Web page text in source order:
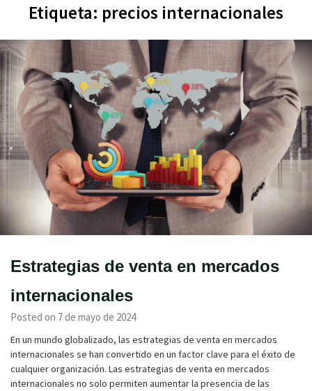
Etiqueta: precios internacionales
Estrategias de venta en mercados
internacionales
Posted on 7 de mayo de 2024
En un mundo globalizado, las estrategias de venta en mercados
internacionales se han convertido en un factor clave para el éxito de
cualquier organización. Las estrategias de venta en mercados
internacionales no solo permiten aumentar la presencia de las